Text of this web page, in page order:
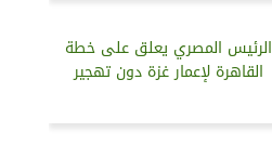
الرئيس المصري يعلق على خطة
القاهرة لإعمار غزة دون تهجير